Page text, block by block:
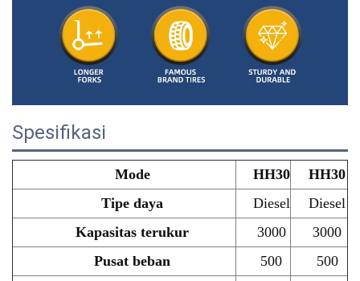
Spesifikasi
Mode HH30
HH30
Tipe daya
Diesel
Diesel
Kapasitas terukur
3000
3000
Pusat beban
500
500